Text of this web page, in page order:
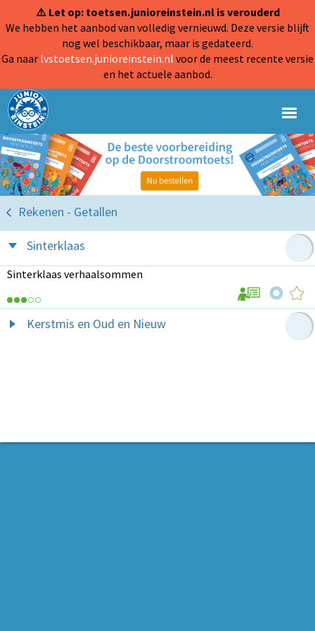
⚠️ Let op: toetsen.junioreinstein.nl is verouderd
We hebben het aanbod van volledig vernieuwd. Deze versie blijft
nog wel beschikbaar, maar is gedateerd.
Ga naar lvstoetsen.junioreinstein.nl voor de meest recente versie
en het actuele aanbod.
Rekenen - Getallen
Sinterklaas
Sinterklaas verhaalsommen
Kerstmis en Oud en Nieuw